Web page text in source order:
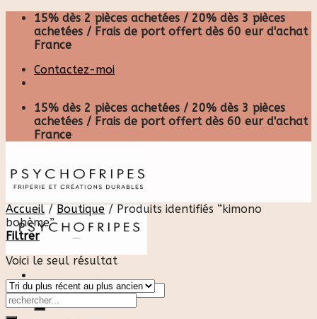
Skip
content
15% dès 2 pièces achetées / 20% dès 3 pièces
achetées / Frais de port offert dès 60 eur d'achat
France
Contactez-moi
15% dès 2 pièces achetées / 20% dès 3 pièces
achetées / Frais de port offert dès 60 eur d'achat
France
Recherche
pour :
Accueil / Boutique /Produits identifiés “kimono
bohème”
Filtrer
Voici le seul résultat